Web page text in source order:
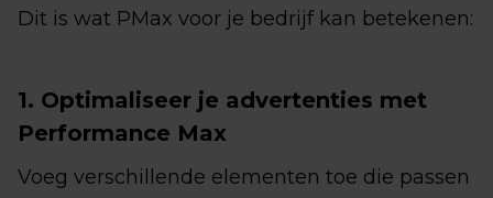
Dit is wat PMax voor je bedrijf kan betekenen:
1. Optimaliseer je advertenties met
Performance Max
Voeg verschillende elementen toe die passen